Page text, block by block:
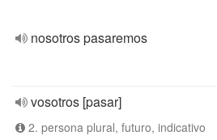
nosotros pasaremos
vosotros [pasar]
2. persona plural, futuro, indicativo